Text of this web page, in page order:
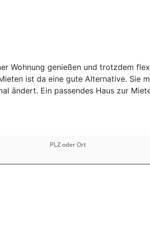
Wohnung genießen und trotzdem
ist da eine gute Alternative. Sie
Ein passendes Haus zur